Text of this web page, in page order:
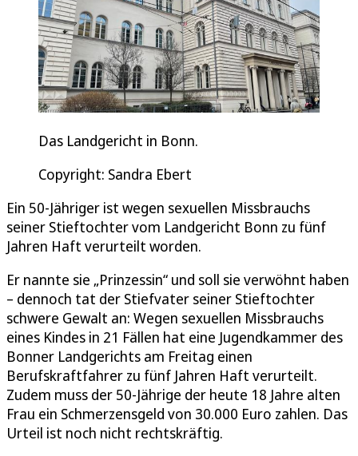
Das Landgericht in Bonn.
Copyright: Sandra Ebert
Ein 50-Jähriger ist wegen sexuellen Missbrauchs
seiner Stieftochter vom Landgericht Bonn zu fünf
Jahren Haft verurteilt worden.
Er nannte sie „Prinzessin“ und soll sie verwöhnt haben
– dennoch tat der Stiefvater seiner Stieftochter
schwere Gewalt an: Wegen sexuellen Missbrauchs
eines Kindes in 21 Fällen hat eine Jugendkammer des
Bonner Landgerichts am Freitag einen
Berufskraftfahrer zu fünf Jahren Haft verurteilt.
Zudem muss der 50-Jährige der heute 18 Jahre alten
Frau ein Schmerzensgeld von 30.000 Euro zahlen. Das
Urteil ist noch nicht rechtskräftig.